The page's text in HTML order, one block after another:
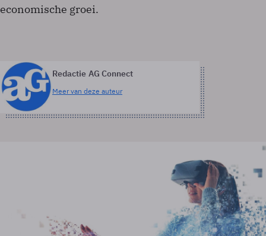
economische groei.
Redactie AG Connect
Meer van deze auteur